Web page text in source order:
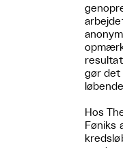
gør det
Hos
Føniks